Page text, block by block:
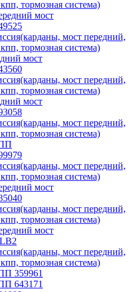
тормозная система)
мост
мост передний,
тормозная система)
мост
мост передний,
тормозная система)
мост
мост передний,
тормозная система)
мост передний,
тормозная система)
мост
мост передний,
тормозная система)
мост
мост передний,
тормозная система)
359961
643171